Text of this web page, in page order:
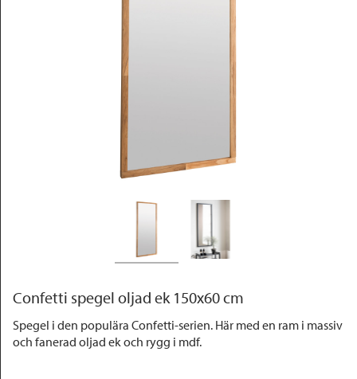
Confetti spegel oljad ek 150x60 cm
Spegel i den populära Confetti-serien. Här med en ram i massiv
och fanerad oljad ek och rygg i mdf.